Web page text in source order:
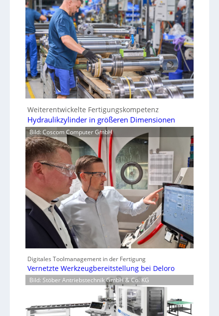
Weiterentwickelte Fertigungskompetenz
Hydraulikzylinder in größeren Dimensionen
Bild: Coscom Computer GmbH
Digitales Toolmanagement in der Fertigung
Vernetzte Werkzeugbereitstellung bei Deloro
Bild: Stöber Antriebstechnik GmbH & Co. KG